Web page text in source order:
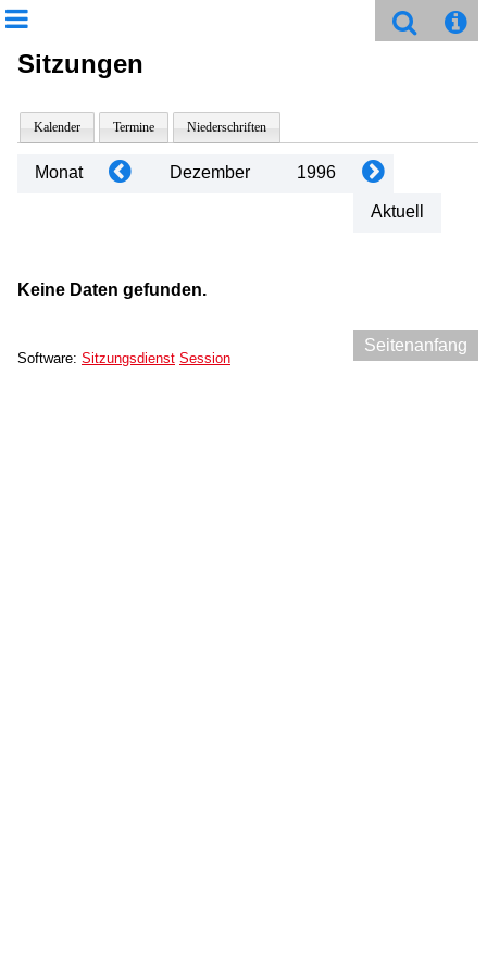
Sitzungen
Kalender Termine Niederschriften
Monat Dezember 1996
Aktuell
Keine Daten gefunden.
Seitenanfang
Software: Sitzungsdienst Session